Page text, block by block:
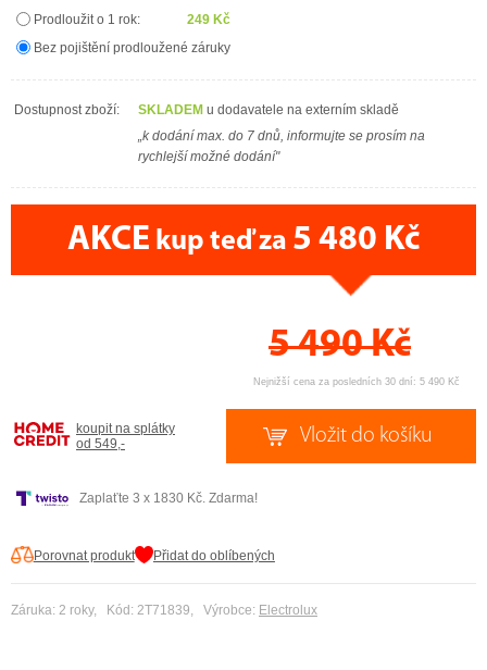
Prodloužit o 1 rok:
249 Kč
Bez pojištění prodloužené záruky
Dostupnost zboží: SKLADEM u dodavatele na externím skladě
„k dodání max. do 7 dnů, informujte se prosím na
rychlejší možné dodání"
AKCE kup teď za 5 480 Kč
5 490Kč
Nejnižší cena za posledních 30 dní: 5 490 Kč
koupit na splátky
od 549,-
Zaplaťte 3 x 1830 Kč. Zdarma!
Porovnat produkt Přidat do oblíbených
Záruka: 2 roky, Kód: 2T71839, Výrobce: Electrolux